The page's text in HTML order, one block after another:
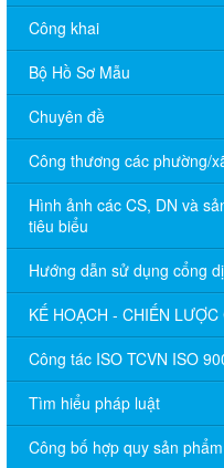
Công khai
Bộ Hồ Sơ Mẫu
Chuyên đề
Công thương các phường/
Hình ảnh các CS, DN và
tiêu biểu
Hướng dẫn sử dụng cổng
KẾ HOẠCH - CHIẾN LƯỢC
Công tác ISO TCVN ISO
Tìm hiểu pháp luật
Công bố hợp quy sản